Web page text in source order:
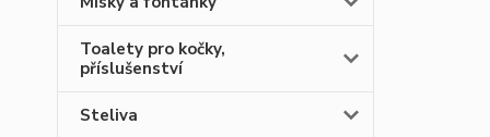
Toalety pro kočky,
příslušenství
Steliva